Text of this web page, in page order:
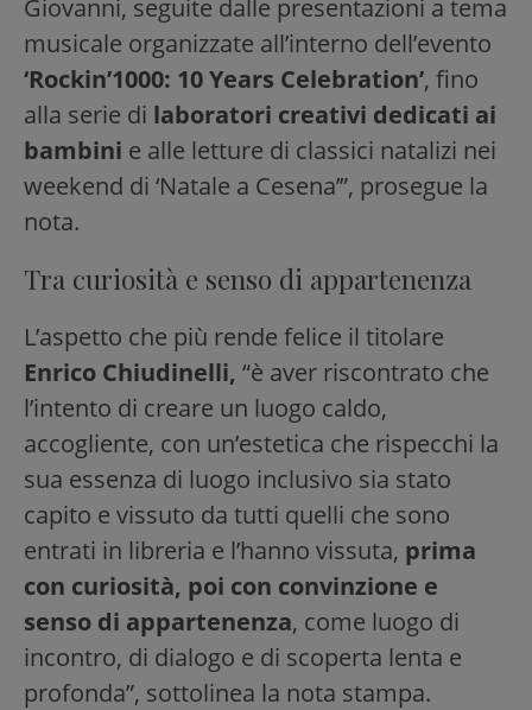
Giovanni, seguite dalle presentazioni a tema
musicale organizzate all’interno dell’evento
‘Rockin’1000: 10 Years Celebration’, fino
alla serie di laboratori creativi dedicati ai
bambini e alle letture di classici natalizi nei
weekend di ‘Natale a Cesena’”, prosegue la
nota.
Tra curiosità e senso di appartenenza
L’aspetto che più rende felice il titolare
Enrico Chiudinelli, “è aver riscontrato che
l’intento di creare un luogo caldo,
accogliente, con un’estetica che rispecchi la
sua essenza di luogo inclusivo sia stato
capito e vissuto da tutti quelli che sono
entrati in libreria e l’hanno vissuta, prima
con curiosità, poi con convinzione e
senso di appartenenza, come luogo di
incontro, di dialogo e di scoperta lenta e
profonda”, sottolinea la nota stampa.